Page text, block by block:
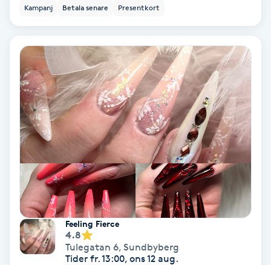
Makeup
Manikyr & Pedikyr
Massage
Medial vägledning
Medicinsk massage
Meditation
Kampanj Betala senare Presentkort
Feeling Fierce
4.8
Tulegatan 6, Sundbyberg
Tider fr. 13:00, ons 12 aug.